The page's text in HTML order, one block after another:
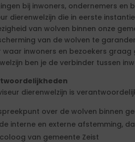
bij inwoners, ondernemers en
dierenwelzijn die in eerste
van wolven binnen onze
van de wolven te
waar inwoners en bezoekers graag
ben je de verbinder tussen
dierenwelzijn is
over de wolven binnen
interne en externe afstemming,
van gemeente Zeist